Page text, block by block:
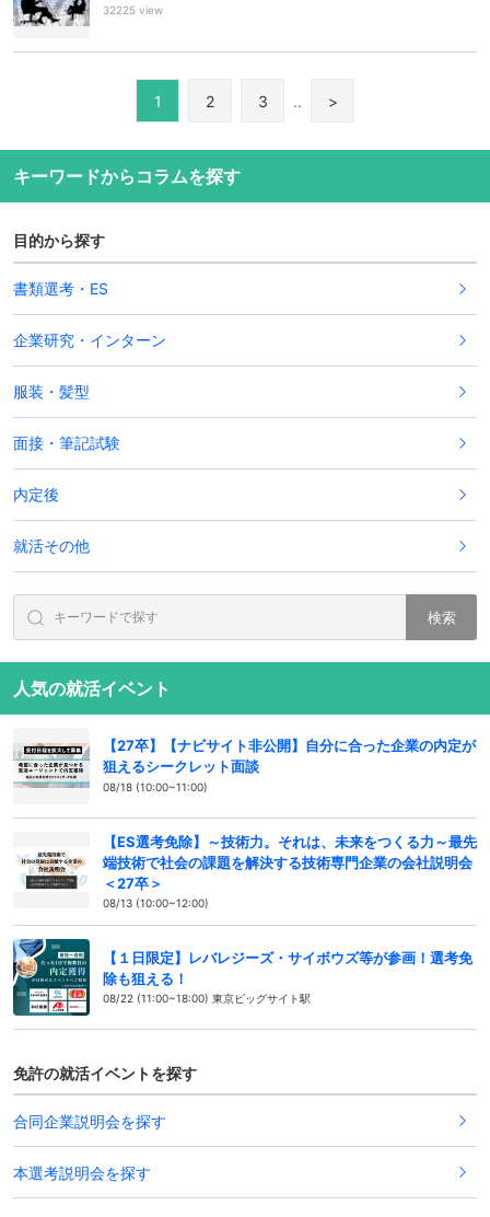
32225 view
1 2 3 .. >
キーワードからコラムを探す
目的から探す
書類選考・ES
企業研究・インターン
服装・髪型
面接・筆記試験
内定後
就活その他
検索
人気の就活イベント
【27卒】【ナビサイト非公開】自分に合った企業の内定が
狙えるシークレット面談
08/18 (10:00~11:00)
【ES選考免除】～技術力。それは、未来をつくる力～最先
端技術で社会の課題を解決する技術専門企業の会社説明会
＜27卒＞
08/13 (10:00~12:00)
【１日限定】レバレジーズ・サイボウズ等が参画！選考免
除も狙える！
08/22 (11:00~18:00) 東京ビッグサイト駅
免許の就活イベントを探す
合同企業説明会を探す
本選考説明会を探す